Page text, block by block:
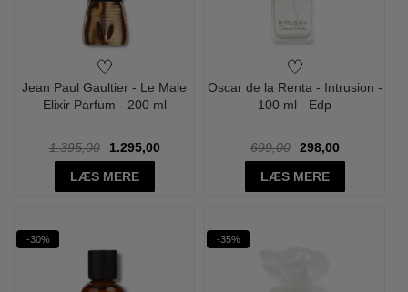
Jean Paul Gaultier - Le Male
Elixir Parfum - 200 ml
1.395,00
1.295,00
LÆS MERE
Oscar de la Renta - Intrusion -
100 ml - Edp
699,00
298,00
LÆS MERE
-30% -35%